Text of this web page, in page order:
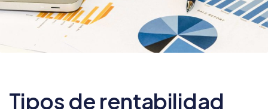
Tipos de rentabilidad